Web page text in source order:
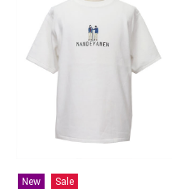
New Sale